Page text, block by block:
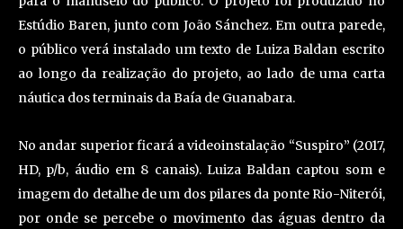
Estúdio Baren, junto com João Sánchez. Em outra parede,
o público verá instalado um texto de Luiza Baldan escrito
ao longo da realização do projeto, ao lado de uma carta
náutica dos terminais da Baía de Guanabara.
No andar superior ficará a videoinstalação “Suspiro” (2017,
HD, p/b, áudio em 8 canais). Luiza Baldan captou som e
imagem do detalhe de um dos pilares da ponte Rio-Niterói,
por onde se percebe o movimento das águas dentro da